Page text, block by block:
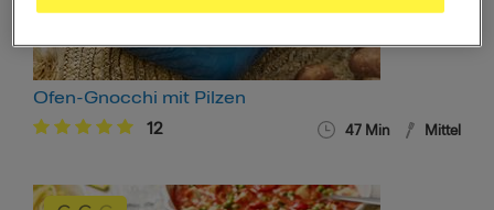
Ofen-Gnocchi mit Pilzen
12 47 Min Mittel